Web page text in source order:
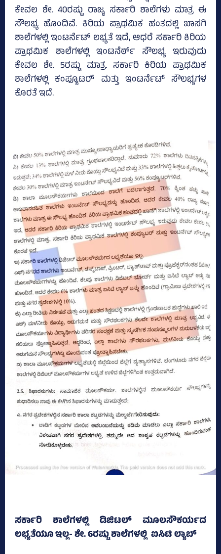
ಕೇವಲ ಶೇ. 40ರಷ್ಟು ರಾಜ್ಯ ಸರ್ಕಾರಿ ಶಾಲೆಗಳು ಮಾತ್ರ ಈ
ಸೌಲಭ್ಯ ಹೊಂದಿವೆ. ಕಿರಿಯ ಪ್ರಾಥಮಿಕ ಹಂತದಲ್ಲಿ ಖಾಸಗಿ
ಶಾಲೆಗಳಲ್ಲಿ ಇಂಟರ್ನೆಟ್‌ ಲಭ್ಯತೆ ಇದೆ, ಆಧರೆ ಸರ್ಕಾರಿ ಕಿರಿಯ
ಪ್ರಾಥಮಿಕ ಶಾಲೆಗಳಲ್ಲಿ ಇಂಟನೆರ್ಠ್ ಸೌಲಭ್ಯ ಇರುವುದು
ಕೇವಲ ಶೇ. 5ರಷ್ಟು ಮಾತ್ರ. ಸರ್ಕಾರಿ ಕಿರಿಯ ಪ್ರಾಥಮಿಕ
ಶಾಲೆಗಳಲ್ಲಿ ಕಂಪ್ಯೂಟರ್‍‌ ಮತ್ತು ಇಂಟರ್ನೆಟ್‌ ಸೌಲಭ್ಯಗಳ
ಕೊರತೆ ಇದೆ.
ಸರ್ಕಾರಿ ಶಾಲೆಗಳಲ್ಲಿ ಡಿಜಿಟಲ್‌ ಮೂಲಸೌಕರ್ಯದ
ಲಭ್ಯತೆಯೂ ಇಲ್ಲ- ಶೇ. 6ರಷ್ಟು ಶಾಲೆಗಳಲ್ಲಿ ಐಸಿಟಿ ಲ್ಯಾಬ್‌